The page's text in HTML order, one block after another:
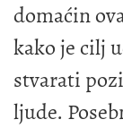
domaćin
kako je cilj
stvarati
ljude.